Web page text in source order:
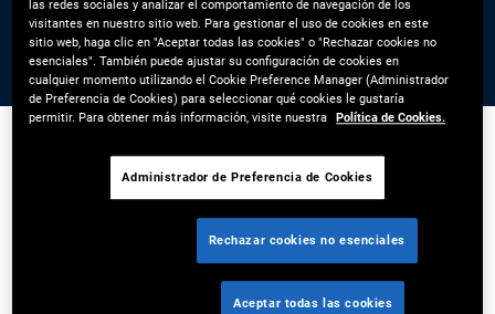
Responsable de PIMCO Taiwan
Justin Tang es vicepresidente ejecutivo, gerente
general y responsable de PIMCO Taiwán, con
sede en Taipéi. Lidera un equipo que ofrece
las redes sociales y analizar el comportamiento de navegación de los
visitantes en nuestro sitio web. Para gestionar el uso de cookies en este
sitio web, haga clic en "Aceptar todas las cookies" o "Rechazar cookies no
esenciales". También puede ajustar su configuración de cookies en
cualquier momento utilizando el Cookie Preference Manager (Administrador
de Preferencia de Cookies) para seleccionar qué cookies le gustaría
permitir. Para obtener más información, visite nuestra Política de Cookies.
Administrador de Preferencia de Cookies
Rechazar cookies no esenciales
Aceptar todas las cookies